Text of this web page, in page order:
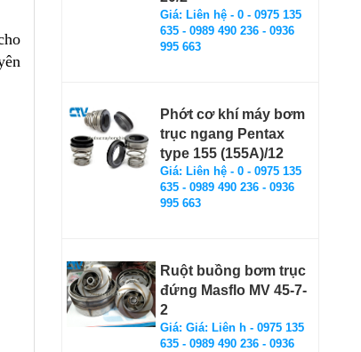
Giá: Liên hệ - 0 - 0975 135
635 - 0989 490 236 - 0936
995 663
Phớt cơ khí máy bơm
trục ngang Pentax
type 155 (155A)/12
Giá: Liên hệ - 0 - 0975 135
635 - 0989 490 236 - 0936
995 663
Ruột buồng bơm trục
đứng Masflo MV 45-7-
2
Giá: Giá: Liên h - 0975 135
635 - 0989 490 236 - 0936